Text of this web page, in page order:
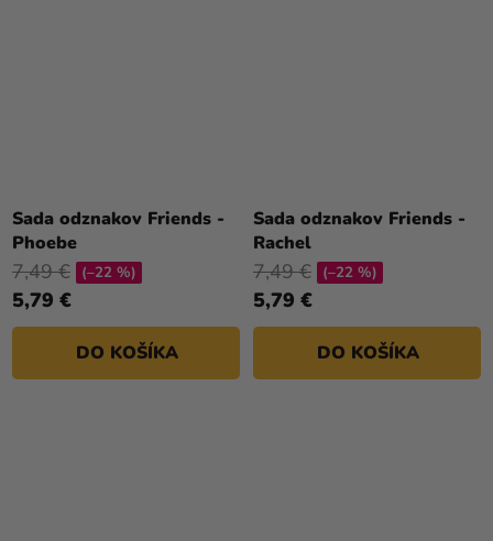
Sada odznakov Friends -
Phoebe
5,79 €
7,49 € (–22 %)
DO KOŠÍKA
Sada odznakov Friends -
Rachel
5,79 €
7,49 € (–22 %)
DO KOŠÍKA